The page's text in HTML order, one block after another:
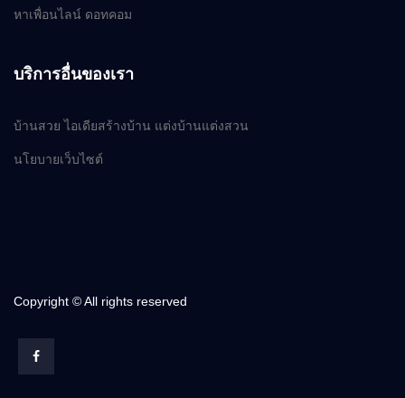
หาเพื่อนไลน์ ดอทคอม
บริการอื่นของเรา
บ้านสวย ไอเดียสร้างบ้าน แต่งบ้านแต่งสวน
นโยบายเว็บไซต์
Copyright © All rights reserved